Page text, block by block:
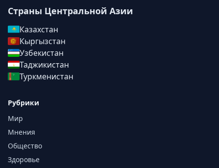
Страны Центральной Азии
Казахстан
Кыргызстан
Узбекистан
Таджикистан
Туркменистан
Рубрики
Мир
Мнения
Общество
Здоровье